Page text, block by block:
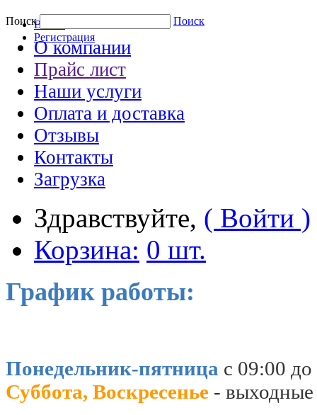
Войти
Регистрация
Поиск Поиск
О компании
Прайс лист
Наши услуги
Оплата и доставка
Отзывы
Контакты
Загрузка
Здравствуйте, ( Войти )
Корзина: 0 шт.
График работы:
Понедельник-пятница с 09:00
Суббота, Воскресенье - выходные